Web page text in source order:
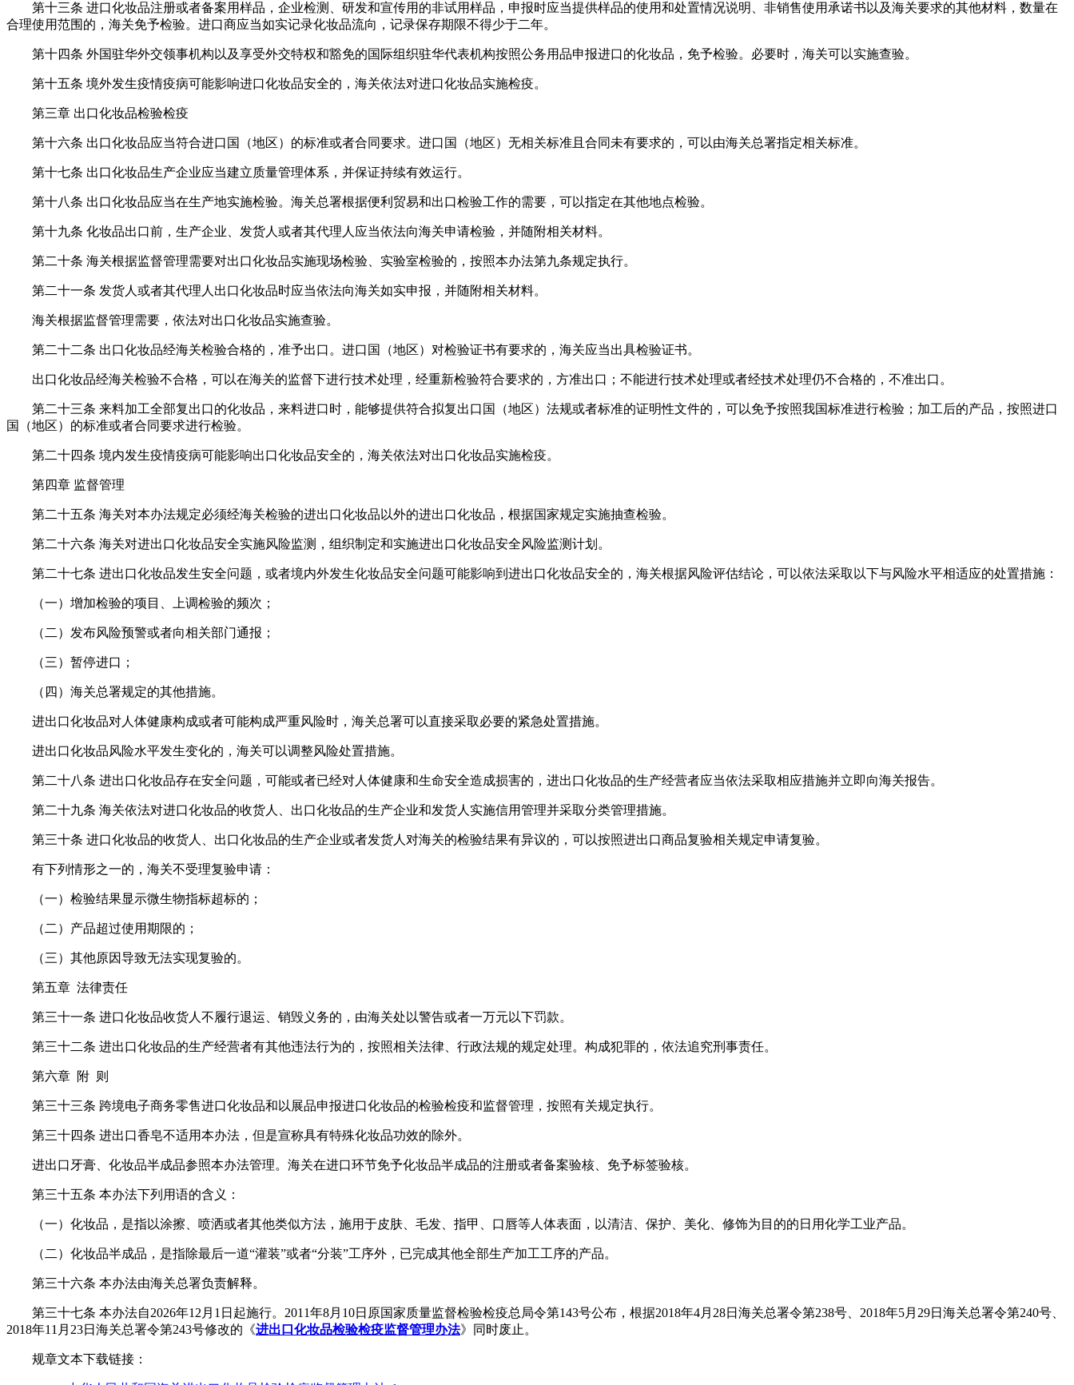
第十三条 进口化妆品注册或者备案用样品，企业检测、研发和宣传用的非试用样品，申报时应当提供样品的使用和处置情况说明、非销售使用承诺书以及海关要求的其他材料，数量在
合理使用范围的，海关免予检验。进口商应当如实记录化妆品流向，记录保存期限不得少于二年。
第十四条 外国驻华外交领事机构以及享受外交特权和豁免的国际组织驻华代表机构按照公务用品申报进口的化妆品，免予检验。必要时，海关可以实施查验。
第十五条 境外发生疫情疫病可能影响进口化妆品安全的，海关依法对进口化妆品实施检疫。
第三章 出口化妆品检验检疫
第十六条 出口化妆品应当符合进口国（地区）的标准或者合同要求。进口国（地区）无相关标准且合同未有要求的，可以由海关总署指定相关标准。
第十七条 出口化妆品生产企业应当建立质量管理体系，并保证持续有效运行。
第十八条 出口化妆品应当在生产地实施检验。海关总署根据便利贸易和出口检验工作的需要，可以指定在其他地点检验。
第十九条 化妆品出口前，生产企业、发货人或者其代理人应当依法向海关申请检验，并随附相关材料。
第二十条 海关根据监督管理需要对出口化妆品实施现场检验、实验室检验的，按照本办法第九条规定执行。
第二十一条 发货人或者其代理人出口化妆品时应当依法向海关如实申报，并随附相关材料。
海关根据监督管理需要，依法对出口化妆品实施查验。
第二十二条 出口化妆品经海关检验合格的，准予出口。进口国（地区）对检验证书有要求的，海关应当出具检验证书。
出口化妆品经海关检验不合格，可以在海关的监督下进行技术处理，经重新检验符合要求的，方准出口；不能进行技术处理或者经技术处理仍不合格的，不准出口。
第二十三条 来料加工全部复出口的化妆品，来料进口时，能够提供符合拟复出口国（地区）法规或者标准的证明性文件的，可以免予按照我国标准进行检验；加工后的产品，按照进口
国（地区）的标准或者合同要求进行检验。
第二十四条 境内发生疫情疫病可能影响出口化妆品安全的，海关依法对出口化妆品实施检疫。
第四章 监督管理
第二十五条 海关对本办法规定必须经海关检验的进出口化妆品以外的进出口化妆品，根据国家规定实施抽查检验。
第二十六条 海关对进出口化妆品安全实施风险监测，组织制定和实施进出口化妆品安全风险监测计划。
第二十七条 进出口化妆品发生安全问题，或者境内外发生化妆品安全问题可能影响到进出口化妆品安全的，海关根据风险评估结论，可以依法采取以下与风险水平相适应的处置措施：
（一）增加检验的项目、上调检验的频次；
（二）发布风险预警或者向相关部门通报；
（三）暂停进口；
（四）海关总署规定的其他措施。
进出口化妆品对人体健康构成或者可能构成严重风险时，海关总署可以直接采取必要的紧急处置措施。
进出口化妆品风险水平发生变化的，海关可以调整风险处置措施。
第二十八条 进出口化妆品存在安全问题，可能或者已经对人体健康和生命安全造成损害的，进出口化妆品的生产经营者应当依法采取相应措施并立即向海关报告。
第二十九条 海关依法对进口化妆品的收货人、出口化妆品的生产企业和发货人实施信用管理并采取分类管理措施。
第三十条 进口化妆品的收货人、出口化妆品的生产企业或者发货人对海关的检验结果有异议的，可以按照进出口商品复验相关规定申请复验。
有下列情形之一的，海关不受理复验申请：
（一）检验结果显示微生物指标超标的；
（二）产品超过使用期限的；
（三）其他原因导致无法实现复验的。
第五章 法律责任
第三十一条 进口化妆品收货人不履行退运、销毁义务的，由海关处以警告或者一万元以下罚款。
第三十二条 进出口化妆品的生产经营者有其他违法行为的，按照相关法律、行政法规的规定处理。构成犯罪的，依法追究刑事责任。
第六章 附 则
第三十三条 跨境电子商务零售进口化妆品和以展品申报进口化妆品的检验检疫和监督管理，按照有关规定执行。
第三十四条 进出口香皂不适用本办法，但是宣称具有特殊化妆品功效的除外。
进出口牙膏、化妆品半成品参照本办法管理。海关在进口环节免予化妆品半成品的注册或者备案验核、免予标签验核。
第三十五条 本办法下列用语的含义：
（一）化妆品，是指以涂擦、喷洒或者其他类似方法，施用于皮肤、毛发、指甲、口唇等人体表面，以清洁、保护、美化、修饰为目的的日用化学工业产品。
（二）化妆品半成品，是指除最后一道“灌装”或者“分装”工序外，已完成其他全部生产加工工序的产品。
第三十六条 本办法由海关总署负责解释。
第三十七条 本办法自2026年12月1日起施行。2011年8月10日原国家质量监督检验检疫总局令第143号公布，根据2018年4月28日海关总署令第238号、2018年5月29日海关总署令第240号、
2018年11月23日海关总署令第243号修改的《进出口化妆品检验检疫监督管理办法》同时废止。
规章文本下载链接：